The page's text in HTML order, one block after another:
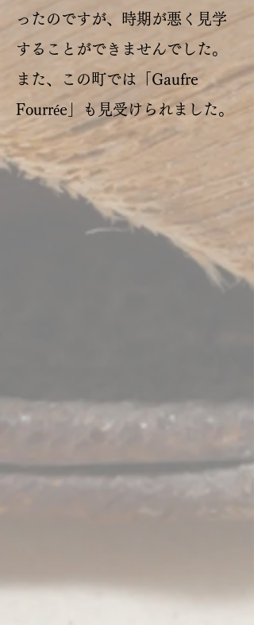
ったのですが、時期が悪く見学
することができませんでした。
また、この町では「Gaufre
Fourrée」も見受けられました。